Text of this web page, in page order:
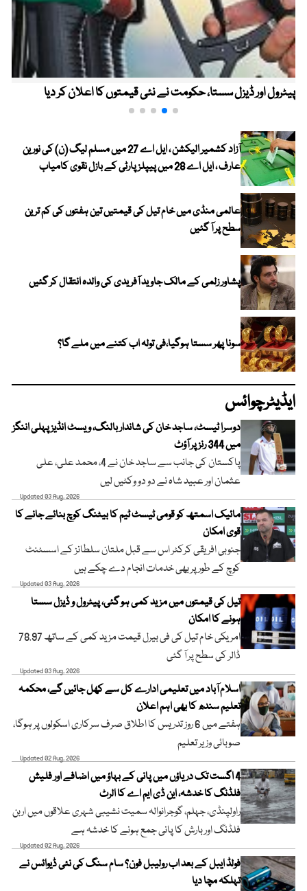
پیٹرول اور ڈیزل سستا، حکومت نے نئی قیمتوں کا اعلان کر دیا
آزاد کشمیر الیکشن ، ایل اے 27 میں مسلم لیگ (ن) کی نورین
عارف ، ایل اے 28 میں پیپلز پارٹی کے بازل نقوی کامیاب
عالمی منڈی میں خام تیل کی قیمتیں تین ہفتوں کی کم ترین
سطح پر آ گئیں
پشاور زلمی کے مالک جاوید آفریدی کی والدہ انتقال کر گئیں
سونا پھر سستا ہوگیا،فی تولہ اب کتنے میں ملے گا؟
ایڈیٹرچوائس
دوسرا ٹیسٹ، ساجد خان کی شاندار بالنگ، ویسٹ انڈیز پہلی اننگز
میں 344 رنز پر آؤٹ
پاکستان کی جانب سے ساجد خان نے 4، محمد علی، علی
عثمان اور عبید شاہ نے دو دو وکٹیں لیں
Updated 03 Aug, 2026
مائیک اسمتھ کو قومی ٹیسٹ ٹیم کا بیٹنگ کوچ بنائے جانے کا
قوی امکان
جنوبی افریقی کرکٹر اس سے قبل ملتان سلطانز کے اسسٹنٹ
کوچ کے طور پر بھی خدمات انجام دے چکے ہیں
Updated 03 Aug, 2026
تیل کی قیمتوں میں مزید کمی ہو گئی، پیٹرول و ڈیزل سستا
ہونے کا امکان
امریکی خام تیل کی فی بیرل قیمت مزید کمی کے ساتھ 78.97
ڈالر کی سطح پر آ گئی
Updated 03 Aug, 2026
اسلام آباد میں تعلیمی ادارے کل سے کھل جائیں گے، محکمہ
تعلیم سندھ کا بھی اہم اعلان
ہفتے میں 6 روز تدریس کا اطلاق صرف سرکاری اسکولوں پر ہوگا،
صوبائی وزیر تعلیم
Updated 02 Aug, 2026
4 اگست تک دریاؤں میں پانی کے بہاؤ میں اضافے اور فلیش
فلڈنگ کا خدشہ، این ڈی ایم اے کا الرٹ
راولپنڈی، جہلم، گوجرانوالہ سمیت نشیبی شہری علاقوں میں اربن
فلڈنگ اور بارش کا پانی جمع ہونے کا خدشہ ہے
Updated 02 Aug, 2026
فولڈ ایبل کے بعد اب رولیبل فون؟ سام سنگ کی نئی ڈیوائس نے
تہلکہ مچا دیا